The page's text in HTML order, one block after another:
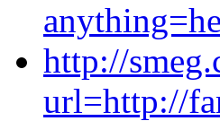
http://
url=http://